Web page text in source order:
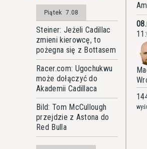
Piątek 7.08
Steiner: Jeżeli Cadillac
zmieni kierowcę, to
pożegna się z Bottasem
Racer.com: Ugochukwu
może dołączyć do
Akademii Cadillaca
Bild: Tom McCullough
przejdzie z Astona do
Red Bulla